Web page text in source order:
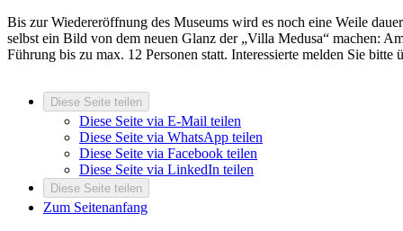
Bis zur Wiedereröffnung des Museums wird es noch eine Weile
selbst ein Bild von dem neuen Glanz der „Villa Medusa“ machen:
Führung bis zu max. 12 Personen statt. Interessierte melden Sie
Diese Seite teilen
Diese Seite via E-Mail teilen
Diese Seite via WhatsApp teilen
Diese Seite via Facebook teilen
Diese Seite via LinkedIn teilen
Diese Seite teilen
Zum Seitenanfang